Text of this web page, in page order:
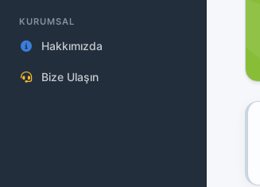
KURUMSAL
Hakkımızda
Bize Ulaşın